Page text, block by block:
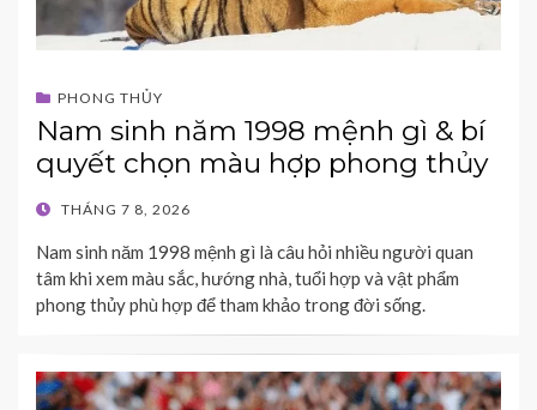
PHONG THỦY
Nam sinh năm 1998 mệnh gì & bí
quyết chọn màu hợp phong thủy
POSTED
THÁNG 7 8, 2026
Nam sinh năm 1998 mệnh gì là câu hỏi nhiều người quan
tâm khi xem màu sắc, hướng nhà, tuổi hợp và vật phẩm
phong thủy phù hợp để tham khảo trong đời sống.